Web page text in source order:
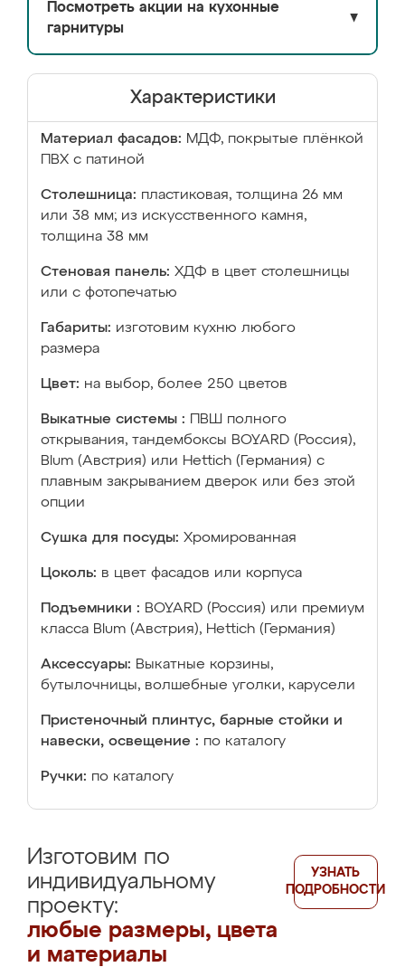
Посмотреть акции на кухонные
гарнитуры
▼
Характеристики
Материал фасадов: МДФ, покрытые плёнкой
ПВХ с патиной
Столешница: пластиковая, толщина 26 мм
или 38 мм; из искусственного камня,
толщина 38 мм
Стеновая панель: ХДФ в цвет столешницы
или с фотопечатью
Габариты: изготовим кухню любого
размера
Цвет: на выбор, более 250 цветов
Выкатные системы :
ПВШ полного
открывания, тандембоксы BOYARD (Россия),
Blum (Австрия) или Hettich (Германия) с
плавным закрыванием дверок или без этой
опции
Сушка для посуды: Хромированная
Цоколь: в цвет фасадов или корпуса
Подъемники : BOYARD (Россия) или премиум
класса Blum (Австрия), Hettich (Германия)
Аксессуары: Выкатные корзины,
бутылочницы, волшебные уголки, карусели
Пристеночный плинтус, барные стойки и
навески, освещение : по каталогу
Ручки: по каталогу
Изготовим по
индивидуальному
проекту:
любые размеры, цвета
и материалы
УЗНАТЬ
ПОДРОБНОСТИ